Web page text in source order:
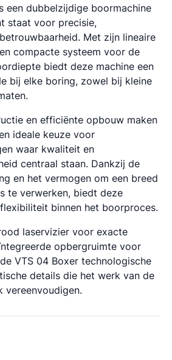
een dubbelzijdige boormachine
staat voor precisie,
Met zijn lineaire
compacte systeem voor de
biedt deze machine een
bij elke boring, zowel bij kleine
en efficiënte opbouw maken
ideale keuze voor
waar kwaliteit en
centraal staan. Dankzij de
en het vermogen om een breed
te verwerken, biedt deze
binnen het boorproces.
laservizier voor exacte
opbergruimte voor
VTS 04 Boxer technologische
details die het werk van de
vereenvoudigen.